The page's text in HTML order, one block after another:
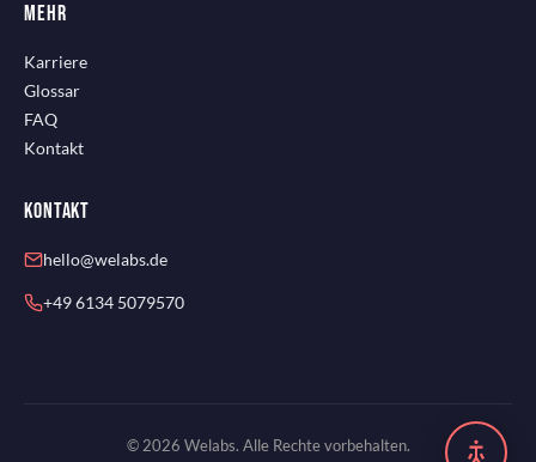
MEHR
Karriere
Glossar
FAQ
Kontakt
KONTAKT
hello@welabs.de
+49 6134 5079570
© 2026 Welabs. Alle Rechte vorbehalten.